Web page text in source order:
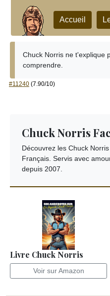
Accueil
Chuck Norris ne t'explique
comprendre.
#11240 (7.90/10)
Chuck Norris
Découvrez les Chuck
Français. Servis avec
depuis 2007.
Livre Chuck Norris
Voir sur Amazon